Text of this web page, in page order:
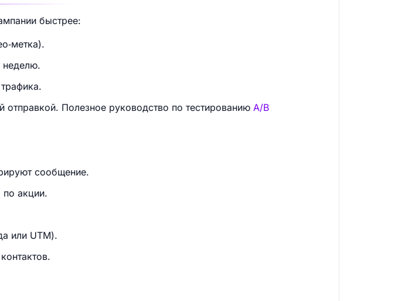
быстрее:
неделю.
Полезное руководство по тестированию A/B
сообщение.
по акции.
или UTM).